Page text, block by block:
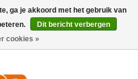
ga je akkoord met het gebruik van
Dit bericht verbergen
cookies »